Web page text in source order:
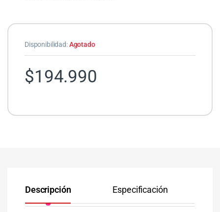
Disponibilidad:Agotado
$194.990
Descripción Especificación